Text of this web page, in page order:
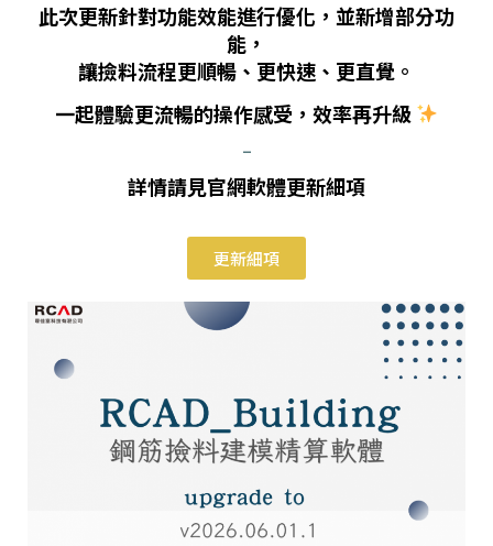
此次更新針對功能效能進行優化，並新增部分功
能，
讓撿料流程更順暢、更快速、更直覺。
一起體驗更流暢的操作感受，效率再升級
–
詳情請見官網軟體更新細項
更新細項